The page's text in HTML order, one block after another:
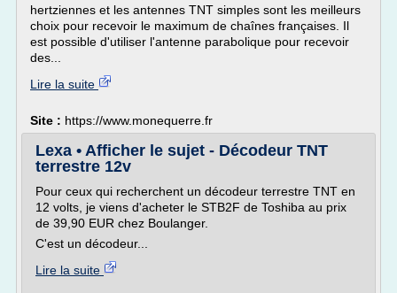
hertziennes et les antennes TNT simples sont les meilleurs
choix pour recevoir le maximum de chaînes françaises. Il
est possible d'utiliser l'antenne parabolique pour recevoir
des...
Lire la suite
Site : https://www.monequerre.fr
Lexa • Afficher le sujet - Décodeur TNT
terrestre 12v
Pour ceux qui recherchent un décodeur terrestre TNT en
12 volts, je viens d'acheter le STB2F de Toshiba au prix
de 39,90 EUR chez Boulanger.
C'est un décodeur...
Lire la suite